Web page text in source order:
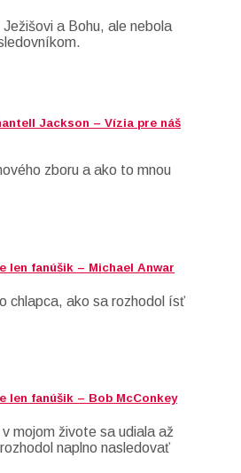
a Bohu, ale nebola
Jackson – Vízia pre náš
zboru a ako to mnou
len fanúšik – Michael Anwar
chlapca, ako sa rozhodol ísť
len fanúšik – Bob McConkey
mojom živote sa udiala až
naplno nasledovať